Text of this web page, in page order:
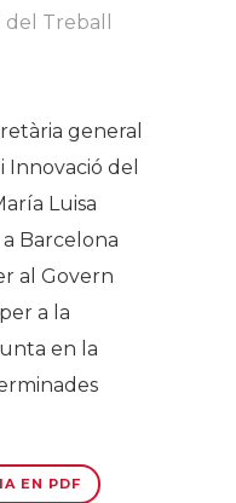
Treball
general
Innovació del
Luisa
a Barcelona
al Govern
a la
en la
EN PDF